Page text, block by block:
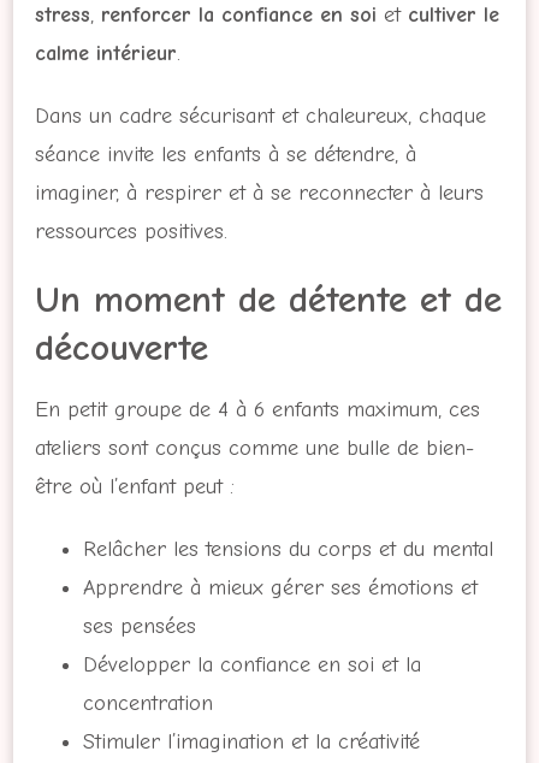
stress, renforcer la confiance en soi et cultiver le
calme intérieur.
Dans un cadre sécurisant et chaleureux, chaque
séance invite les enfants à se détendre, à
imaginer, à respirer et à se reconnecter à leurs
ressources positives.
Un moment de détente et de
découverte
En petit groupe de 4 à 6 enfants maximum, ces
ateliers sont conçus comme une bulle de bien-
être où l’enfant peut :
Relâcher les tensions du corps et du mental
Apprendre à mieux gérer ses émotions et
ses pensées
Développer la confiance en soi et la
concentration
Stimuler l’imagination et la créativité